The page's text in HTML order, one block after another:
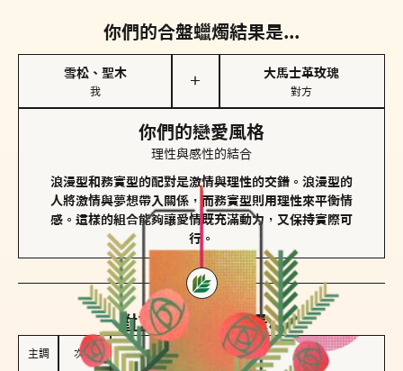
你們的合盤蠟燭結果是...
雪松、聖木
我
＋
大馬士革玫瑰
對方
你們的戀愛風格
理性與感性的結合
浪漫型和務實型的配對是激情與理性的交錯。浪漫型的
人將激情與夢想帶入關係，而務實型則用理性來平衡情
感。這樣的組合能夠讓愛情既充滿動力，又保持實際可
行。
對方的主調蠟燭是...
主調 次調